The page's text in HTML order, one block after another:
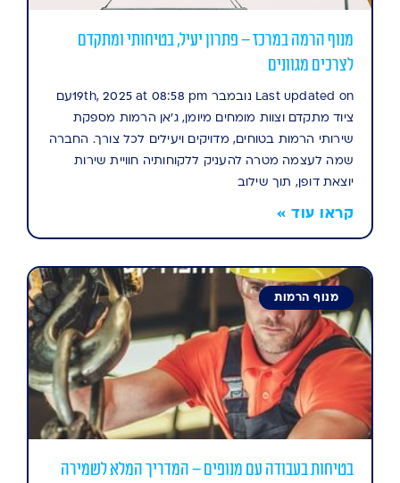
מנוף הרמה במרכז – פתרון יעיל, בטיחותי ומתקדם
לצרכים מגוונים
Last updated on נובמבר 19th, 2025 at 08:58 pmעם
ציוד מתקדם וצוות מומחים מיומן, ג'אן הרמות מספקת
שירותי הרמות בטוחים, מדויקים ויעילים לכל צורך. החברה
שמה לעצמה מטרה להעניק ללקוחותיה חוויית שירות
יוצאת דופן, תוך שילוב
קראו עוד »
מנוף הרמות
בטיחות בעבודה עם מנופים – המדריך המלא לשמירה